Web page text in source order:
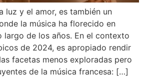
luz y el amor, es también un
la música ha florecido en
largo de los años. En el contexto
de 2024, es apropiado rendir
facetas menos exploradas pero
de la música francesa: […]